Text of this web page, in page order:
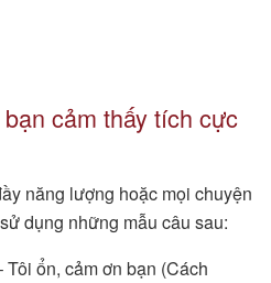
cảm thấy tích cực
năng lượng hoặc mọi chuyện
dụng những mẫu câu sau:
Tôi ổn, cảm ơn bạn (Cách